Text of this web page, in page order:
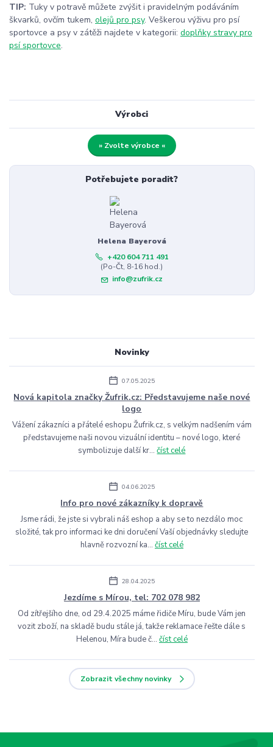
TIP: Tuky v potravě můžete zvýšit i pravidelným podáváním
škvarků, ovčím tukem, olejů pro psy. Veškerou výživu pro psí
sportovce a psy v zátěži najdete v kategorii: doplňky stravy pro
psí sportovce.
Potřebujete poradit?
Helena Bayerová
+420 604 711 491
(Po-Čt, 8-16 hod.)
info@zufrik.cz
Novinky
07.05.2025
Nová kapitola značky Žufrik.cz: Představujeme naše nové
logo
Vážení zákazníci a přátelé eshopu Žufrik.cz, s velkým nadšením vám
představujeme naši novou vizuální identitu – nové logo, které
symbolizuje další kr...číst celé
04.06.2025
Info pro nové zákazníky k dopravě
Jsme rádi, že jste si vybrali náš eshop a aby se to nezdálo moc
složité, tak pro informaci ke dni doručení Vaší objednávky sledujte
hlavně rozvozní ka... číst celé
28.04.2025
Jezdíme s Mírou, tel: 702 078 982
Od zítřejšího dne, od 29.4.2025 máme řidiče Míru, bude Vám jen
vozit zboží, na skladě budu stále já, takže reklamace řešte dále s
Helenou, Míra bude č... číst celé
Zobrazit všechny novinky
Výrobci
» Zvolte výrobce «